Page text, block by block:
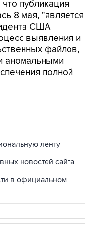
США
выявления и
файлов,
аномальными
полной
новостей сайта
в официальном